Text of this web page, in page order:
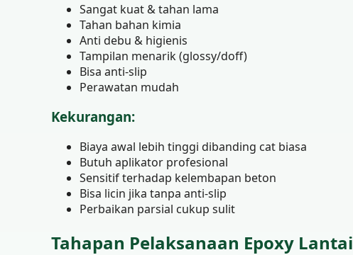
Sangat kuat & tahan lama
Tahan bahan kimia
Anti debu & higienis
Tampilan menarik (glossy/doff)
Bisa anti-slip
Perawatan mudah
Kekurangan:
Biaya awal lebih tinggi dibanding cat biasa
Butuh aplikator profesional
Sensitif terhadap kelembapan beton
Bisa licin jika tanpa anti-slip
Perbaikan parsial cukup sulit
Tahapan Pelaksanaan Epoxy Lantai